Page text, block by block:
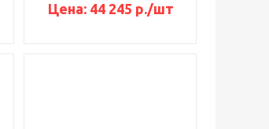
Цена: 44 245 р./шт